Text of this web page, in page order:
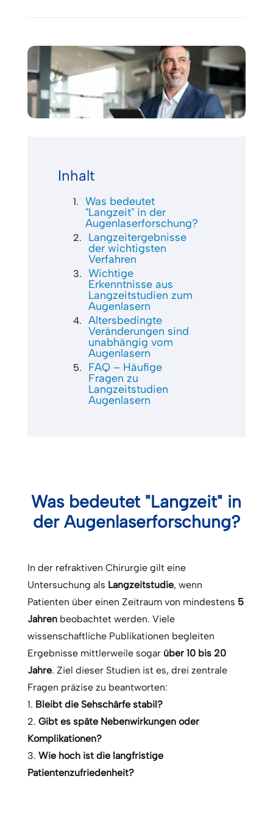
Inhalt
Was bedeutet
"Langzeit" in der
Augenlaserforschung?
Langzeitergebnisse
der wichtigsten
Verfahren
Wichtige
Erkenntnisse aus
Langzeitstudien zum
Augenlasern
Altersbedingte
Veränderungen sind
unabhängig vom
Augenlasern
FAQ – Häufige
Fragen zu
Langzeitstudien
Augenlasern
Was bedeutet "Langzeit" in
der Augenlaserforschung?
In der refraktiven Chirurgie gilt eine
Untersuchung als Langzeitstudie, wenn
Patienten über einen Zeitraum von mindestens 5
Jahrenbeobachtet werden. Viele
wissenschaftliche Publikationen begleiten
Ergebnisse mittlerweile sogar über 10 bis 20
Jahre. Ziel dieser Studien ist es, drei zentrale
Fragen präzise zu beantworten:
Bleibt die Sehschärfe stabil?
Gibt es späte Nebenwirkungen oder
Komplikationen?
Wie hoch ist die langfristige
Patientenzufriedenheit?